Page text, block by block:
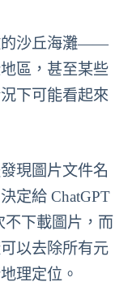
的沙丘海灘——
區，甚至某些
下可能看起來
現圖片文件名
定給 ChatGPT
不下載圖片，而
以去除所有元
理定位。